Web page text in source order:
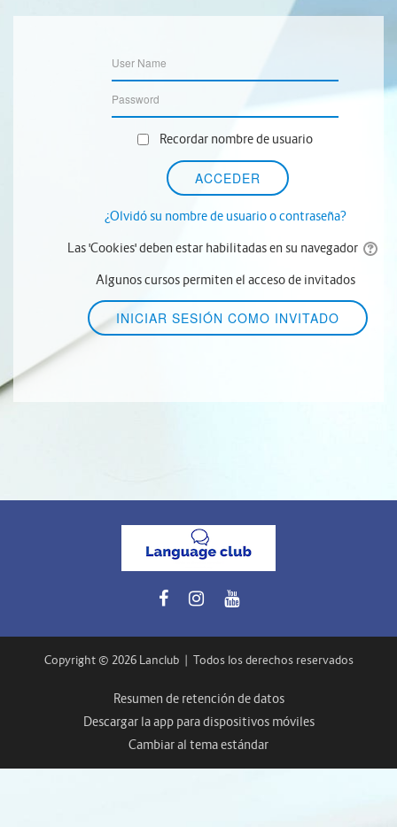
Recordar nombre de usuario
¿Olvidó su nombre de usuario o contraseña?
Las 'Cookies' deben estar habilitadas en su navegador
Algunos cursos permiten el acceso de invitados
Copyright © 2026 Lanclub | Todos los derechos reservados
Resumen de retención de datos
Descargar la app para dispositivos móviles
Cambiar al tema estándar